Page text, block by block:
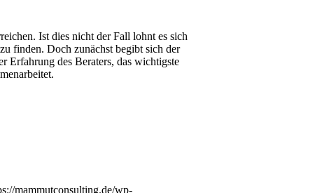
Ist dies nicht der Fall lohnt es sich
finden. Doch zunächst begibt sich der
Erfahrung des Beraters, das wichtigste
mammutconsulting.de/wp-